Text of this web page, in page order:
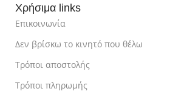
Χρήσιμα links
Επικοινωνία
Δεν βρίσκω το κινητό που θέλω
Τρόποι αποστολής
Τρόποι πληρωμής